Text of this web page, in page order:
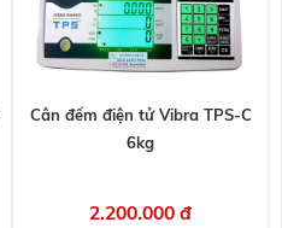
Cân đếm điện tử Vibra TPS-C
6kg
2.200.000 đ